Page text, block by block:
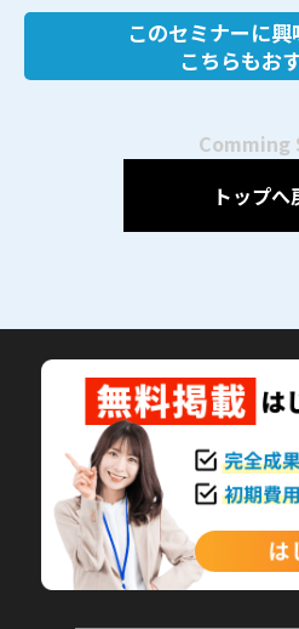
このセミナーに
こちらもお
Comming
トップへ